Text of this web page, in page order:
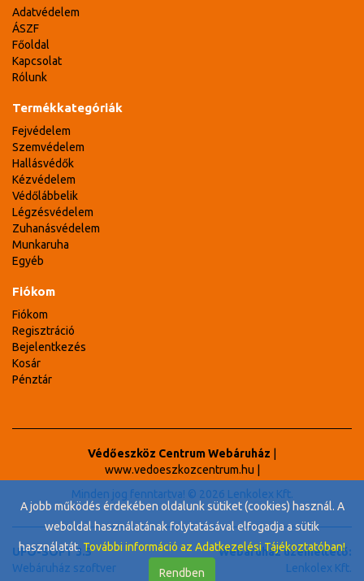
Adatvédelem
ÁSZF
Főoldal
Kapcsolat
Rólunk
Termékkategóriák
Fejvédelem
Szemvédelem
Hallásvédők
Kézvédelem
Védőlábbelik
Légzésvédelem
Zuhanásvédelem
Munkaruha
Egyéb
Fiókom
Fiókom
Regisztráció
Bejelentkezés
Kosár
Pénztár
Védőeszköz Centrum Webáruház
www.vedoeszkozcentrum.hu
Minden jog fenntartva! © 2026 Lenkolex Kft.
UFO-SOFT 3.5
Webáruház szoftver
Webáruház üzemeltető:
Lenkolex Kft.
A jobb működés érdekében oldalunk sütiket (cookies) használ. A
weboldal használatának folytatásával elfogadja a sütik
használatát.További információ az Adatkezelési Tájékoztatóban!
Rendben